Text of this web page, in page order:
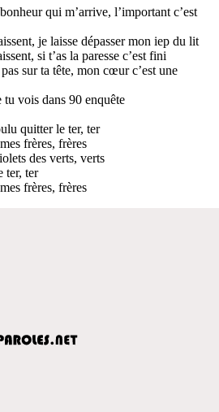
qui m’arrive, l’important c’est
je laisse dépasser mon iep du lit
si t’as la paresse c’est fini
sur ta tête, mon cœur c’est une
tu vois dans 90 enquête
quitter le ter, ter
frères, frères
des verts, verts
ter, ter
frères, frères